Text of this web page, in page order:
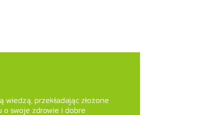
przekładając złożone
swoje zdrowie i dobre